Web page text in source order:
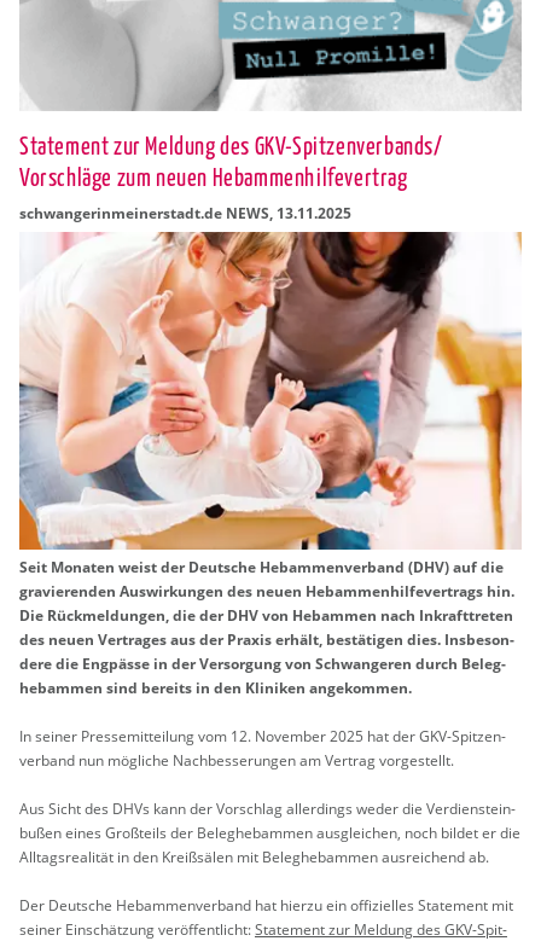
Statement zur Meldung des GKV-Spitzenverbands/
Vorschläge zum neuen Hebammenhilfevertrag
schwan­ge­rin­mei­ner­stadt.de NEWS, 13.11.2025
Seit Mo­na­ten weist der Deut­sche Heb­am­men­ver­band (DHV) auf die
gra­vie­ren­den Aus­wir­kun­gen des neuen Heb­am­men­hil­fe­ver­trags hin.
Die Rück­mel­dun­gen, die der DHV von Heb­am­men nach In­kraft­tre­ten
des neuen Ver­tra­ges aus der Pra­xis er­hält, be­stä­ti­gen dies. Ins­be­son­
de­re die Eng­päs­se in der Ver­sor­gung von Schwan­ge­ren durch Be­leg­
he­b­am­men sind be­reits in den Kli­ni­ken an­ge­kom­men.
In sei­ner Pres­se­mit­tei­lung vom 12. No­vem­ber 2025 hat der GKV-Spit­zen­
ver­band nun mög­li­che Nach­bes­se­run­gen am Ver­trag vor­ge­stellt.
Aus Sicht des DHVs kann der Vor­schlag al­ler­dings weder die Ver­dienstein­
bu­ßen eines Gro­ß­teils der Be­leg­he­b­am­men aus­glei­chen, noch bil­det er die
All­tags­rea­li­tät in den Kreiß­sä­len mit Be­leg­he­b­am­men aus­rei­chend ab.
Der Deut­sche Heb­am­men­ver­band hat hier­zu ein of­fi­zi­el­les State­ment mit
sei­ner Ein­schät­zung ver­öf­fent­licht:State­ment zur Mel­dung des GKV-Spit­